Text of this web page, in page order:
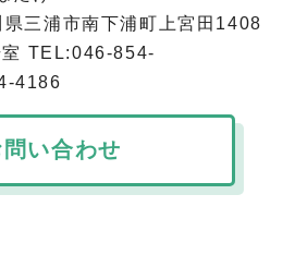
三浦市南下浦町上宮田1408
室 TEL:046-854-
4186
問い合わせ